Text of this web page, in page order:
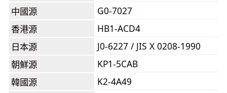
中國源
G0-7027
香港源
HB1-ACD4
日本源
J0-6227 / JIS X 0208-1990
朝鮮源
KP1-5CAB
韓國源
K2-4A49